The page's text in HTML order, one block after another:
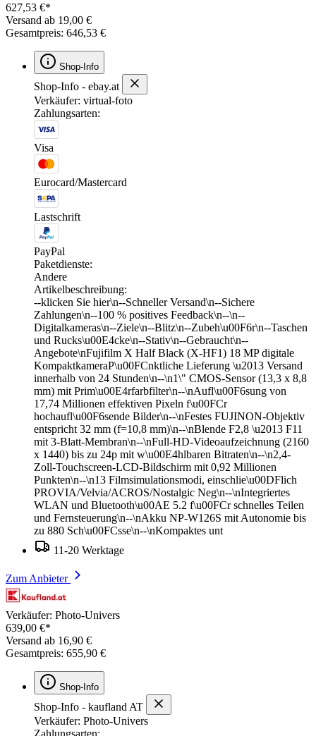
627,53 €*
Versand ab 19,00 €
Gesamtpreis: 646,53 €
Shop-Info
Shop-Info - ebay.at
Verkäufer: virtual-foto
Zahlungsarten:
Visa
Eurocard/Mastercard
Lastschrift
PayPal
Paketdienste:
Andere
Artikelbeschreibung:
--klicken Sie hier\n--Schneller Versand\n--Sichere
Zahlungen\n--100 % positives Feedback\n--\n--
Digitalkameras\n--Ziele\n--Blitz\n--Zubeh\u00F6r\n--Taschen
und Rucks\u00E4cke\n--Stativ\n--Gebraucht\n--
Angebote\nFujifilm X Half Black (X-HF1) 18 MP digitale
KompaktkameraP\u00FCnktliche Lieferung \u2013 Versand
innerhalb von 24 Stunden\n--\n1\" CMOS-Sensor (13,3 x 8,8
mm) mit Prim\u00E4rfarbfilter\n--\nAufl\u00F6sung von
17,74 Millionen effektiven Pixeln f\u00FCr
hochaufl\u00F6sende Bilder\n--\nFestes FUJINON-Objektiv
entspricht 32 mm (f=10,8 mm)\n--\nBlende F2,8 \u2013 F11
mit 3-Blatt-Membran\n--\nFull-HD-Videoaufzeichnung (2160
x 1440) bis zu 24p mit w\u00E4hlbaren Bitraten\n--\n2,4-
Zoll-Touchscreen-LCD-Bildschirm mit 0,92 Millionen
Punkten\n--\n13 Filmsimulationsmodi, einschlie\u00DFlich
PROVIA/Velvia/ACROS/Nostalgic Neg\n--\nIntegriertes
WLAN und Bluetooth\u00AE 5.2 f\u00FCr schnelles Teilen
und Fernsteuerung\n--\nAkku NP-W126S mit Autonomie bis
zu 880 Sch\u00FCsse\n--\nKompaktes unt
11-20 Werktage
Zum Anbieter
Verkäufer: Photo-Univers
639,00 €*
Versand ab 16,90 €
Gesamtpreis: 655,90 €
Shop-Info
Shop-Info - kaufland AT
Verkäufer: Photo-Univers
Zahlungsarten: